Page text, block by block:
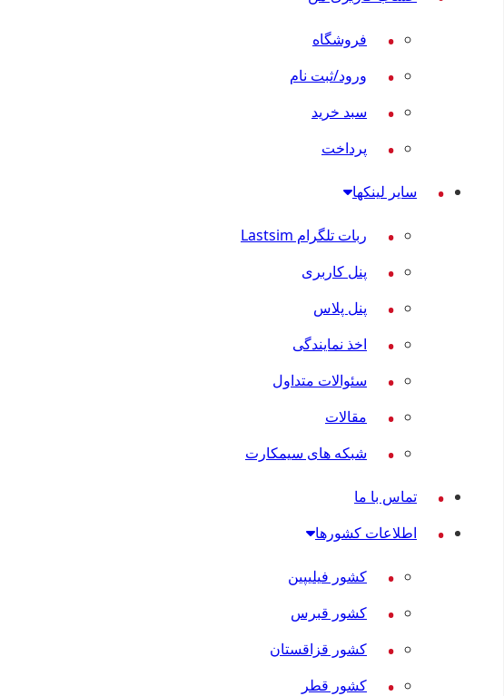
فروشگاه
ورود/ثبت نام
سبد خرید
پرداخت
سایر لینکها
ربات تلگرام Lastsim
پنل کاربری
پنل پلاس
اخذ نمایندگی
سئوالات متداول
مقالات
شبکه های سیمکارت
تماس با ما
اطلاعات کشورها
کشور فیلیپین
کشور قبرس
کشور قزاقستان
کشور قطر